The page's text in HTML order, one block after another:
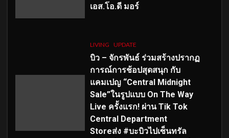
เอส.โอ.ดี มอร์
LIVING UPDATE
บิว – จักรพันธ์ ร่วมสร้างปรากฏ
การณ์การช้อปสุดสนุก กับ
แคมเปญ “Central Midnight
Sale”ในรูปแบบ On The Way
Live ครั้งแรก! ผ่าน Tik Tok
Central Department
Storeส่ง #บะบิวไปเซ็นทรัล